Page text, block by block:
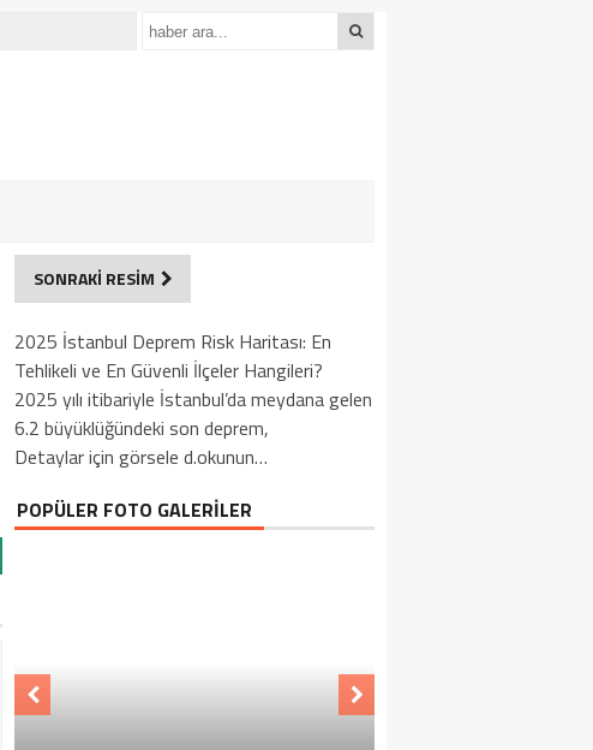
SONRAKİ RESİM
2025 İstanbul Deprem Risk Haritası: En
Tehlikeli ve En Güvenli İlçeler Hangileri?
2025 yılı itibariyle İstanbul’da meydana gelen
6.2 büyüklüğündeki son deprem,
Detaylar için görsele d.okunun…
POPÜLER FOTO GALERİLER